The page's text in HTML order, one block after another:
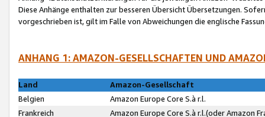
Diese Anhänge enthalten zur besseren Übersicht Übersetzungen.
vorgeschrieben ist, gilt im Falle von Abweichungen die englische
ANHANG 1: AMAZON-GESELLSCHAFTEN UND
Land
Amazon-Gesellschaft
Belgien
Amazon Europe Core S.à r.l.
Frankreich
Amazon Europe Core S.à r.l.(oder Amazon